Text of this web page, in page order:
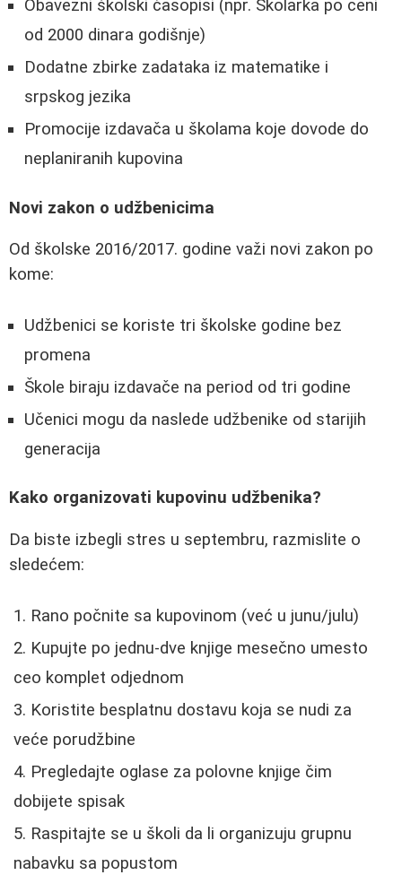
Obavezni školski časopisi (npr. Školarka po ceni
od 2000 dinara godišnje)
Dodatne zbirke zadataka iz matematike i
srpskog jezika
Promocije izdavača u školama koje dovode do
neplaniranih kupovina
Novi zakon o udžbenicima
Od školske 2016/2017. godine važi novi zakon po
kome:
Udžbenici se koriste tri školske godine bez
promena
Škole biraju izdavače na period od tri godine
Učenici mogu da naslede udžbenike od starijih
generacija
Kako organizovati kupovinu udžbenika?
Da biste izbegli stres u septembru, razmislite o
sledećem:
Rano počnite sa kupovinom (već u junu/julu)
Kupujte po jednu-dve knjige mesečno umesto
ceo komplet odjednom
Koristite besplatnu dostavu koja se nudi za
veće porudžbine
Pregledajte oglase za polovne knjige čim
dobijete spisak
Raspitajte se u školi da li organizuju grupnu
nabavku sa popustom